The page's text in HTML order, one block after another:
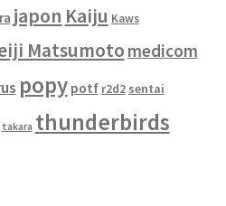
japon Kaiju Kaws
Matsumoto medicom
popy potf r2d2 sentai
takara thunderbirds